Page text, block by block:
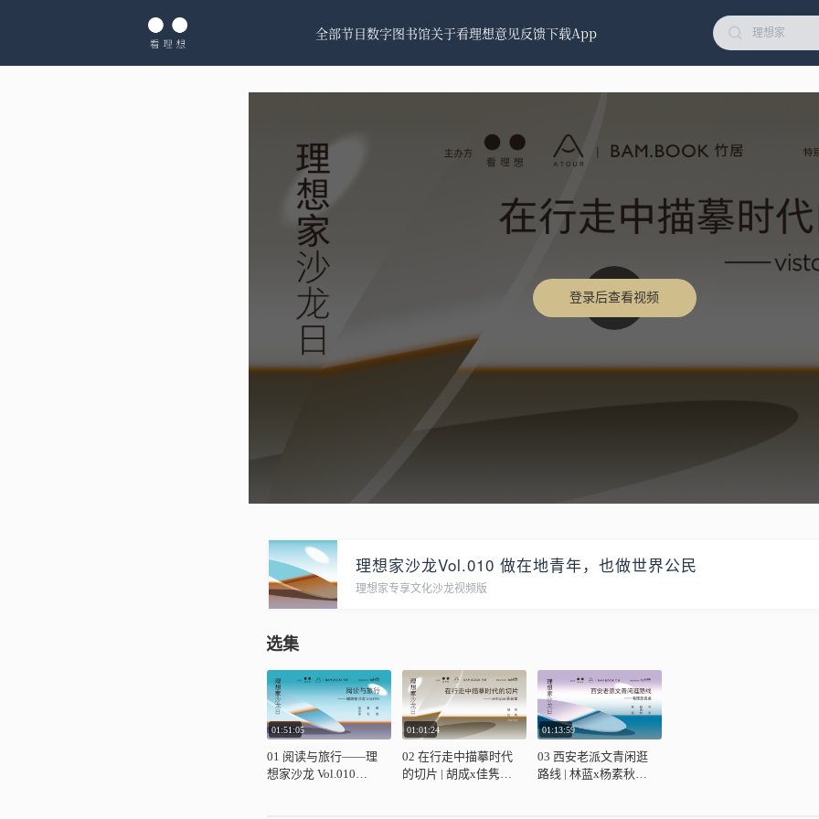
全部节目数字图书馆关于看理想意见反馈下载App
登录后查看视频
理想家沙龙Vol.010 做在地青年，也做世界公民
理想家专享文化沙龙视频版
选集
01:51:05
01 阅读与旅行——理
想家沙龙 Vol.010
01:01:24
02 在行走中描摹时代
的切片 | 胡成x佳隽x
01:13:59
03 西安老派文青闲逛
路线 | 林蓝x杨素秋x